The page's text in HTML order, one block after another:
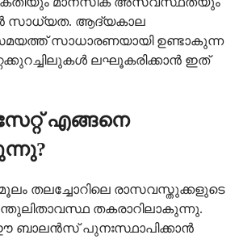
സാധ്യത. ആദ്യകാല
സാധാരണയായി ഉണ്ടാകുന്ന
ലഘൂകരിക്കാൻ ഇത്
എങ്ങനെ
മൂലം തലച്ചോറിലെ രാസവസ്തുക്കളുടെ
തകരാറിലാകുന്നു.
ബാലൻസ് പുനഃസ്ഥാപിക്കാൻ